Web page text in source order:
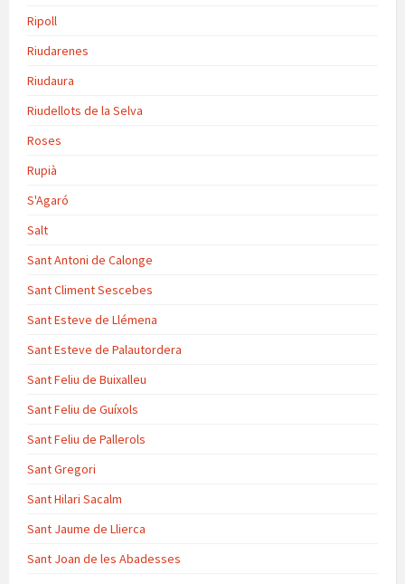
Ripoll
Riudarenes
Riudaura
Riudellots de la Selva
Roses
Rupià
S'Agaró
Salt
Sant Antoni de Calonge
Sant Climent Sescebes
Sant Esteve de Llémena
Sant Esteve de Palautordera
Sant Feliu de Buixalleu
Sant Feliu de Guíxols
Sant Feliu de Pallerols
Sant Gregori
Sant Hilari Sacalm
Sant Jaume de Llierca
Sant Joan de les Abadesses